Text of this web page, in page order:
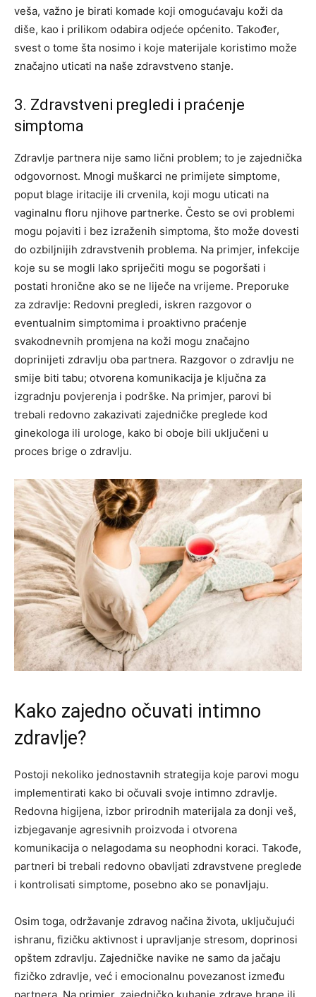
veša, važno je birati komade koji omogućavaju koži da
diše, kao i prilikom odabira odjeće općenito. Također,
svest o tome šta nosimo i koje materijale koristimo može
značajno uticati na naše zdravstveno stanje.
3. Zdravstveni pregledi i praćenje
simptoma
Zdravlje partnera nije samo lični problem; to je zajednička
odgovornost. Mnogi muškarci ne primijete simptome,
poput blage iritacije ili crvenila, koji mogu uticati na
vaginalnu floru njihove partnerke. Često se ovi problemi
mogu pojaviti i bez izraženih simptoma, što može dovesti
do ozbiljnijih zdravstvenih problema. Na primjer, infekcije
koje su se mogli lako spriječiti mogu se pogoršati i
postati hronične ako se ne liječe na vrijeme. Preporuke
za zdravlje: Redovni pregledi, iskren razgovor o
eventualnim simptomima i proaktivno praćenje
svakodnevnih promjena na koži mogu značajno
doprinijeti zdravlju oba partnera. Razgovor o zdravlju ne
smije biti tabu; otvorena komunikacija je ključna za
izgradnju povjerenja i podrške. Na primjer, parovi bi
trebali redovno zakazivati zajedničke preglede kod
ginekologa ili urologe, kako bi oboje bili uključeni u
proces brige o zdravlju.
Kako zajedno očuvati intimno
zdravlje?
Postoji nekoliko jednostavnih strategija koje parovi mogu
implementirati kako bi očuvali svoje intimno zdravlje.
Redovna higijena, izbor prirodnih materijala za donji veš,
izbjegavanje agresivnih proizvoda i otvorena
komunikacija o nelagodama su neophodni koraci. Takođe,
partneri bi trebali redovno obavljati zdravstvene preglede
i kontrolisati simptome, posebno ako se ponavljaju.
Osim toga, održavanje zdravog načina života, uključujući
ishranu, fizičku aktivnost i upravljanje stresom, doprinosi
opštem zdravlju. Zajedničke navike ne samo da jačaju
fizičko zdravlje, već i emocionalnu povezanost između